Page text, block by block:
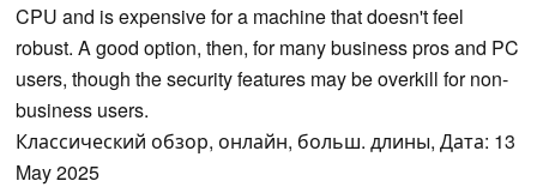
CPU and is expensive for a machine that doesn't feel
robust. A good option, then, for many business pros and PC
users, though the security features may be overkill for non-
business users.
Классический обзор, онлайн, больш. длины, Дата: 13
May 2025